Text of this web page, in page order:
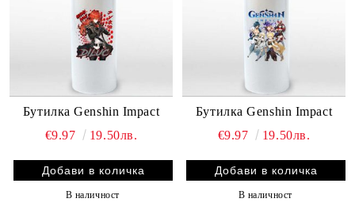
Бутилка Genshin Impact
€9.97
19.50лв.
В наличност
Бутилка Genshin Impact
€9.97
19.50лв.
В наличност